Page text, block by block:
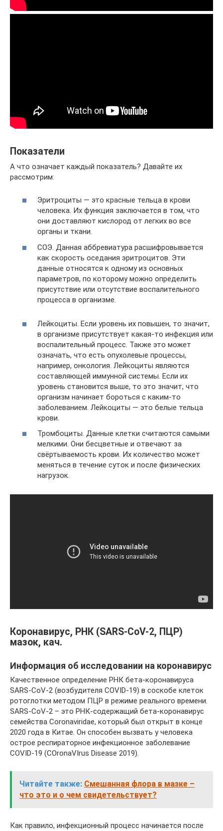
Показатели
А что означает каждый показатель? Давайте их
рассмотрим:
Эритроциты — это красные тельца в крови
человека. Их функция заключается в том, что
они доставляют кислород от легких во все
органы и ткани.
СОЭ. Данная аббревиатура расшифровывается
как скорость оседания эритроцитов. Эти
данные относятся к одному из основных
параметров, по которому можно определить
присутствие или отсутствие воспалительного
процесса в организме.
Лейкоциты. Если уровень их повышен, то значит,
в организме присутствует какая-то инфекция или
воспалительный процесс. Также это может
означать, что есть опухолевые процессы,
например, онкология. Лейкоциты являются
составляющей иммунной системы. Если их
уровень становится выше, то это значит, что
организм начинает бороться с каким-то
заболеванием. Лейкоциты — это белые тельца
крови.
Тромбоциты. Данные клетки считаются самыми
мелкими. Они бесцветные и отвечают за
свёртываемость крови. Их количество может
меняться в течение суток и после физических
нагрузок.
Коронавирус, РНК (SARS-CoV-2, ПЦР)
мазок, кач.
Информация об исследовании на коронавирус
Качественное определение РНК бета-коронавируса
SARS-CoV-2 (возбудителя COVID-19) в соскобе клеток
ротоглотки методом ПЦР в режиме реального времени.
SARS-CoV-2 – это РНК-содержащий бета-коронавирус
семейства Coronaviridae, который был открыт в конце
2020 года в Китае. Он способен вызвать у человека
острое респираторное инфекционное заболевание
COVID-19 (COronaVIrus Disease 2019).
Читайте также: Смешанная флора в мазке –
что это и о чем свидетельствует?
Как правило, инфекционный процесс начинается после